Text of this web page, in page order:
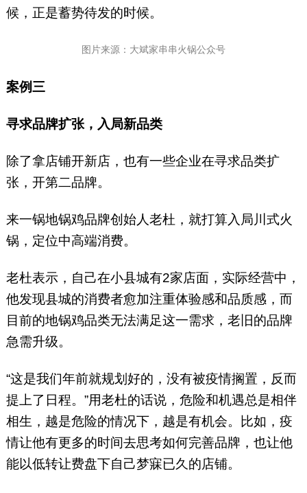
候，正是蓄势待发的时候。
图片来源：大斌家串串火锅公众号
案例三
寻求品牌扩张，入局新品类
除了拿店铺开新店，也有一些企业在寻求品类扩
张，开第二品牌。
来一锅地锅鸡品牌创始人老杜，就打算入局川式火
锅，定位中高端消费。
老杜表示，自己在小县城有2家店面，实际经营中，
他发现县城的消费者愈加注重体验感和品质感，而
目前的地锅鸡品类无法满足这一需求，老旧的品牌
急需升级。
“这是我们年前就规划好的，没有被疫情搁置，反而
提上了日程。”用老杜的话说，危险和机遇总是相伴
相生，越是危险的情况下，越是有机会。比如，疫
情让他有更多的时间去思考如何完善品牌，也让他
能以低转让费盘下自己梦寐已久的店铺。